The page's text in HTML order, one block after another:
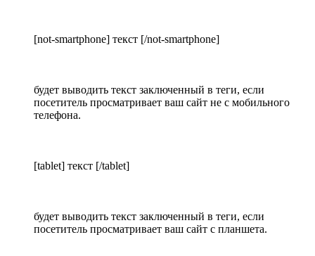
[not-smartphone] текст [/not-smartphone]
будет выводить текст заключенный в теги, если
посетитель просматривает ваш сайт не с мобильного
телефона.
[tablet] текст [/tablet]
будет выводить текст заключенный в теги, если
посетитель просматривает ваш сайт с планшета.